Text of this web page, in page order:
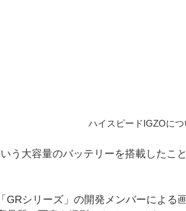
ハイスピードIGZOにつ
う大容量のバッテリーを搭載したこ
GRシリーズ」の開発メンバーによる